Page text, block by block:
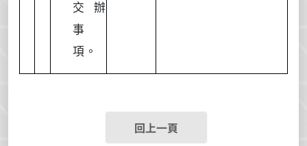
交辦
事
項。
回上一頁